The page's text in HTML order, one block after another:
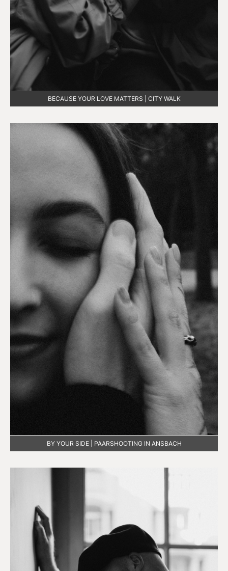
BECAUSE YOUR LOVE MATTERS | CITY WALK
BY YOUR SIDE | PAARSHOOTING IN ANSBACH